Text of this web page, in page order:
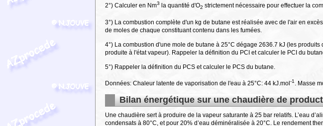
2°) Calculer en Nm3 la quantité d'O2 strictement nécessaire pour effectuer la
3°) La combustion complète d'un kg de butane est réalisée avec de l'air en
de moles de chaque constituant contenu dans les fumées.
4°) La combustion d'une mole de butane à 25°C dégage 2636.7 kJ (les
produite à l'état vapeur). Rappeler la définition du PCI et calculer le PCI du
5°) Rappeler la définition du PCS et calculer le PCS du butane.
Données: Chaleur latente de vaporisation de l'eau à 25°C: 44 kJ.mol-1. Masse
Bilan énergétique sur une chaudière de
Une chaudière sert à produire de la vapeur saturante à 25 bar relatifs. L’eau
condensats à 80°C, et pour 20% d’eau déminéralisée à 20°C. Le rendement